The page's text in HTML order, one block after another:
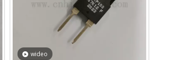
wideo